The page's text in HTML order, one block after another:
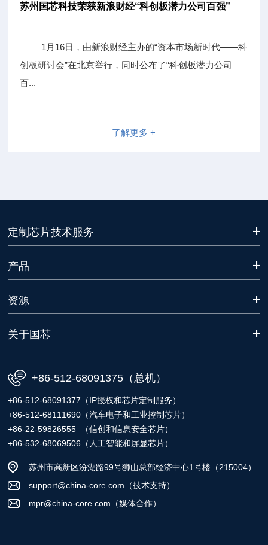
苏州国芯科技荣获新浪财经“科创板潜力公司百强”
1月16日，由新浪财经主办的“资本市场新时代——科
创板研讨会”在北京举行，同时公布了“科创板潜力公司
百...
了解更多 +
定制芯片技术服务
产品
资源
关于国芯
+86-512-68091375（总机）
+86-512-68091377（IP授权和芯片定制服务）
+86-512-68111690（汽车电子和工业控制芯片）
+86-22-59826555 （信创和信息安全芯片）
+86-532-68069506（人工智能和屏显芯片）
苏州市高新区汾湖路99号狮山总部经济中心1号楼（215004）
support@china-core.com（技术支持）
mpr@china-core.com（媒体合作）